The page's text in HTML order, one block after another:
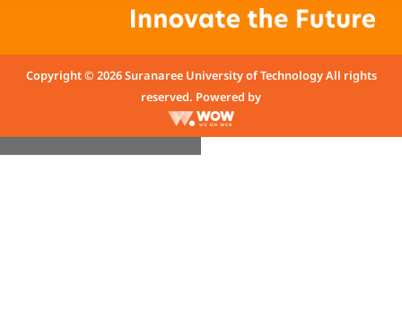
Copyright © 2026 Suranaree University of Technology All rights
reserved. Powered by